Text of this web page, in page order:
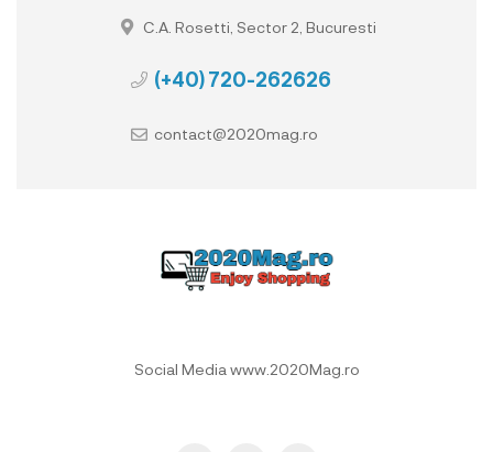
C.A. Rosetti, Sector 2, Bucuresti
(+40) 720-262626
contact@2020mag.ro
Social Media www.2020Mag.ro